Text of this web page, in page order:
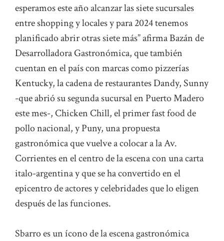
esperamos este año alcanzar las siete sucursales
entre shopping y locales y para 2024 tenemos
planificado abrir otras siete más” afirma Bazán de
Desarrolladora Gastronómica, que también
cuentan en el país con marcas como pizzerías
Kentucky, la cadena de restaurantes Dandy, Sunny
-que abrió su segunda sucursal en Puerto Madero
este mes-, Chicken Chill, el primer fast food de
pollo nacional, y Puny, una propuesta
gastronómica que vuelve a colocar a la Av.
Corrientes en el centro de la escena con una carta
italo-argentina y que se ha convertido en el
epicentro de actores y celebridades que lo eligen
después de las funciones.
Sbarro es un ícono de la escena gastronómica